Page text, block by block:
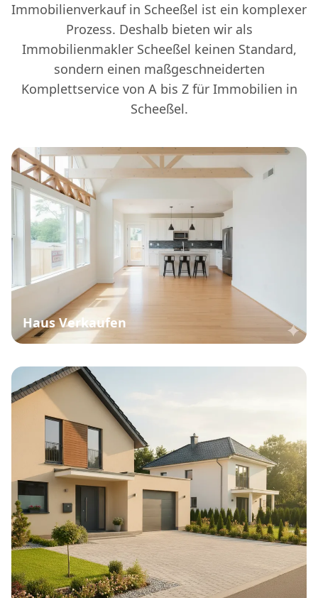
Immobilienverkauf in Scheeßel ist ein komplexer
Prozess. Deshalb bieten wir als
Immobilienmakler Scheeßel keinen Standard,
sondern einen maßgeschneiderten
Komplettservice von A bis Z für Immobilien in
Scheeßel.
Haus Verkaufen